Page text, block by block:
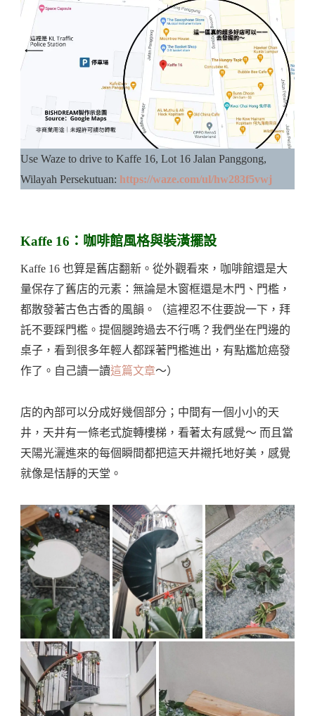
Use Waze to drive to Kaffe 16, Lot 16 Jalan Panggong,
Wilayah Persekutuan: https://waze.com/ul/hw283f5vwj
Kaffe 16：咖啡館風格與裝潢擺設
Kaffe 16 也算是舊店翻新。從外觀看來，咖啡館還是大
量保存了舊店的元素：無論是木窗框還是木門、門檻，
都散發著古色古香的風韻。（這裡忍不住要說一下，拜
託不要踩門檻。提個腿跨過去不行嗎？我們坐在門邊的
桌子，看到很多年輕人都踩著門檻進出，有點尷尬癌發
作了。自己讀一讀這篇文章～）
店的內部可以分成好幾個部分；中間有一個小小的天
井，天井有一條老式旋轉樓梯，看著太有感覺～ 而且當
天陽光灑進來的每個瞬間都把這天井襯托地好美，感覺
就像是恬靜的天堂。